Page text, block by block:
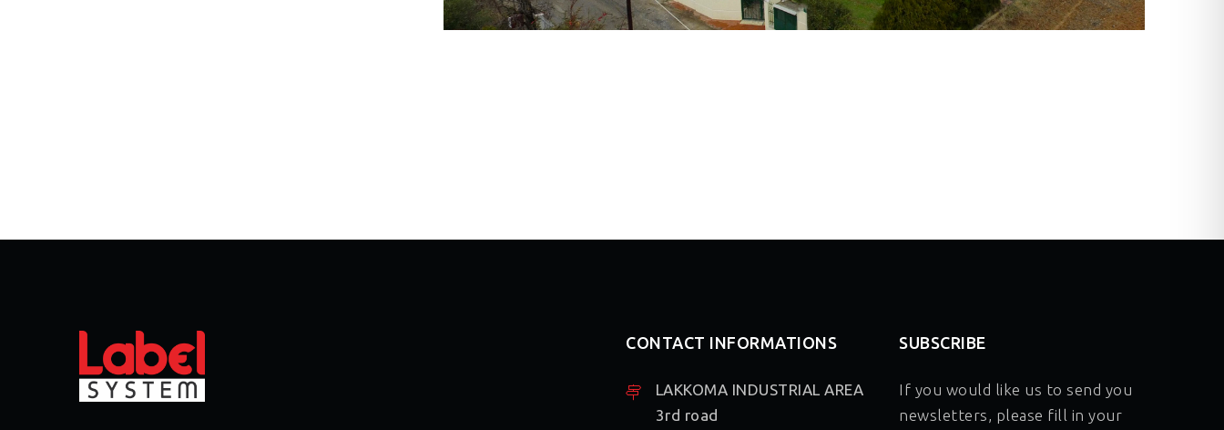
CONTACT INFORMATIONS
LAKKOMA INDUSTRIAL AREA
3rd road
SUBSCRIBE
If you would like us to send you
newsletters, please fill in your